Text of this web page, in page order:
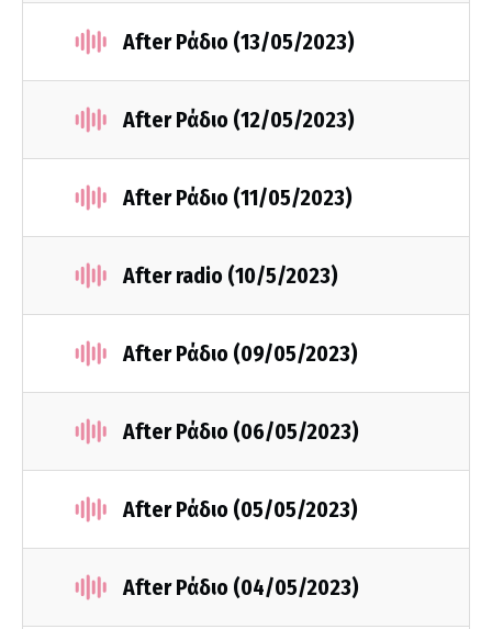
After Ράδιο (13/05/2023)
After Ράδιο (12/05/2023)
After Ράδιο (11/05/2023)
After radio (10/5/2023)
After Ράδιο (09/05/2023)
After Ράδιο (06/05/2023)
After Ράδιο (05/05/2023)
After Ράδιο (04/05/2023)